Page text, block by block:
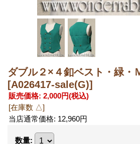
ダブル２×４釦ベスト・緑・
[A026417-sale(G)]
販売価格: 2,000円(税込)
[在庫数 △]
当店通常価格: 12,960円
数量: